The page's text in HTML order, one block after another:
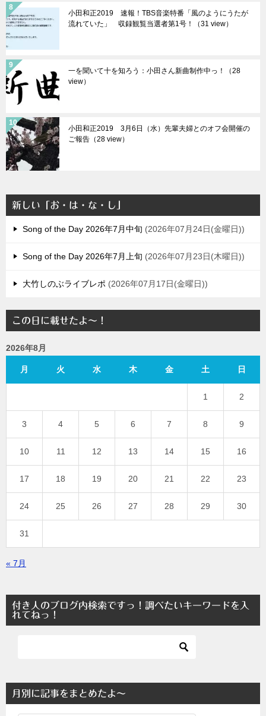
小田和正2019 速報！TBS音楽特番「風のようにうたが
流れていた」 収録観覧当選者第1号！（31 view）
一を聞いて十を知ろう：小田さん新曲制作中っ！（28
view）
小田和正2019 3月6日（水）先輩夫婦とのオフ会開催の
ご報告（28 view）
新しい「お・は・な・し」
Song of the Day 2026年7月中旬 2026年07月24日(金曜日)
Song of the Day 2026年7月上旬 2026年07月23日(木曜日)
大竹しのぶライブレポ 2026年07月17日(金曜日)
この日に載せたよ～！
2026年8月
月 火 水 木 金 土 日
1 2
3 4 5 6 7 8 9
10 11 12 13 14 15 16
17 18 19 20 21 22 23
24 25 26 27 28 29 30
31
« 7月
付き人のブログ内検索ですっ！調べたいキーワードを入
れてねっ！
月別に記事をまとめたよ～